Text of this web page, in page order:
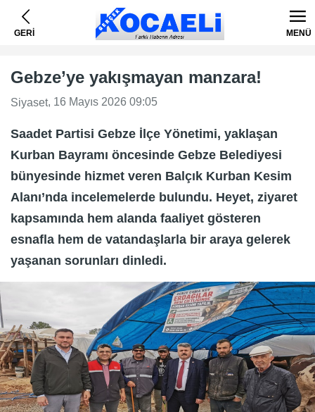
GERİ MENÜ
Gebze’ye yakışmayan manzara!
Siyaset, 16 Mayıs 2026 09:05
Saadet Partisi Gebze İlçe Yönetimi, yaklaşan
Kurban Bayramı öncesinde Gebze Belediyesi
bünyesinde hizmet veren Balçık Kurban Kesim
Alanı’nda incelemelerde bulundu. Heyet, ziyaret
kapsamında hem alanda faaliyet gösteren
esnafla hem de vatandaşlarla bir araya gelerek
yaşanan sorunları dinledi.